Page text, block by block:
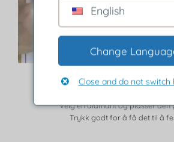
Trinn 3
Velg en diamant og plasser den
Trykk godt for å få det til å
English
Change
Close and do not switch